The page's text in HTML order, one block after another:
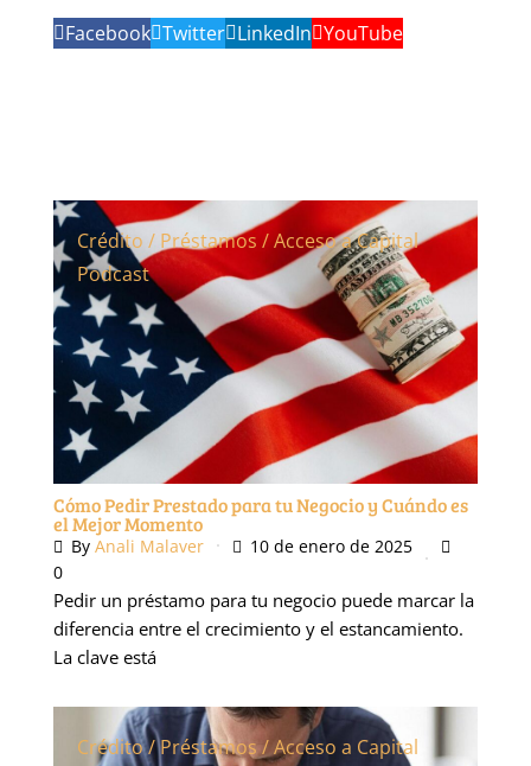
Facebook Twitter LinkedIn YouTube
Crédito / Préstamos / Acceso a Capital
Podcast
Cómo Pedir Prestado para tu Negocio y Cuándo es
el Mejor Momento
By Anali Malaver
10 de enero de 2025
0
Pedir un préstamo para tu negocio puede marcar la
diferencia entre el crecimiento y el estancamiento.
La clave está
Crédito / Préstamos / Acceso a Capital